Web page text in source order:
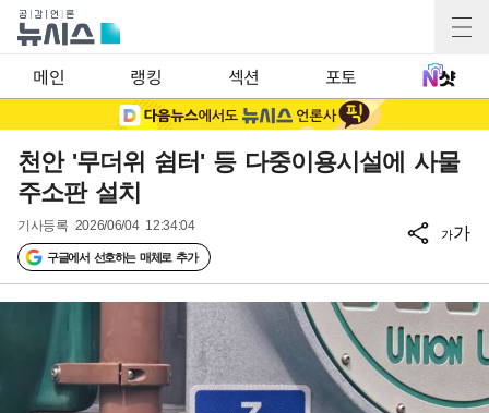
메인 랭킹 섹션 포토
천안 '무더위 쉼터' 등 다중이용시설에 사물
주소판 설치
기사등록 2026/06/04 12:34:04
구글에서 선호하는 매체로 추가
가가